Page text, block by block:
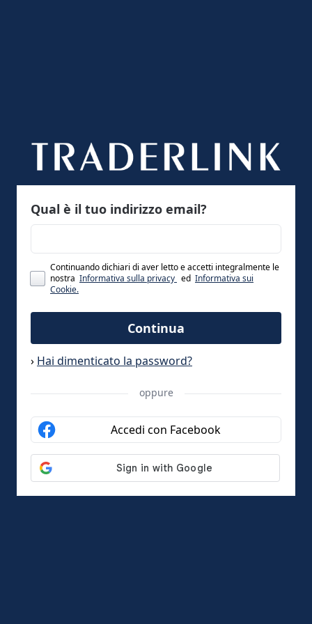
Qual è il tuo indirizzo email?
Continuando dichiari di aver letto e accetti integralmente le
nostra Informativa sulla privacy ed Informativa sui
Cookie.
Continua
› Hai dimenticato la password?
oppure
Accedi con Facebook